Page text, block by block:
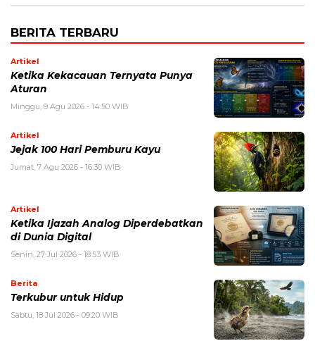
BERITA TERBARU
Artikel
Ketika Kekacauan Ternyata Punya
Aturan
Minggu, 9 Agu 2026 - 14:50 WIB
Artikel
Jejak 100 Hari Pemburu Kayu
Jumat, 7 Agu 2026 - 16:30 WIB
Artikel
Ketika Ijazah Analog Diperdebatkan
di Dunia Digital
Senin, 27 Jul 2026 - 18:53 WIB
Berita
Terkubur untuk Hidup
Sabtu, 18 Jul 2026 - 09:20 WIB